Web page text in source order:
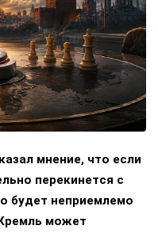
мнение, что если
перекинется с
будет неприемлемо
может